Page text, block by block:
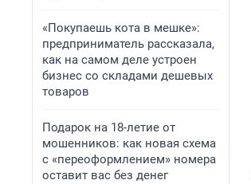
«Покупаешь кота в мешке»:
предприниматель рассказала,
как на самом деле устроен
бизнес со складами дешевых
товаров
Подарок на 18-летие от
мошенников: как новая схема
с «переоформлением» номера
оставит вас без денег